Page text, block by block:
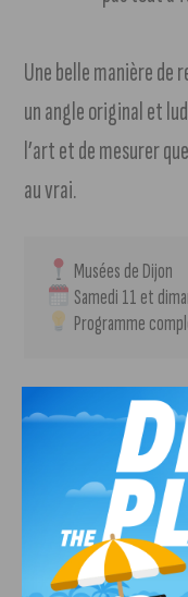
Une belle manière de
un angle original et
l’art et de mesurer
au vrai.
Musées de Dijon
Samedi 11 et
Programme
J'AIME LE DFCO